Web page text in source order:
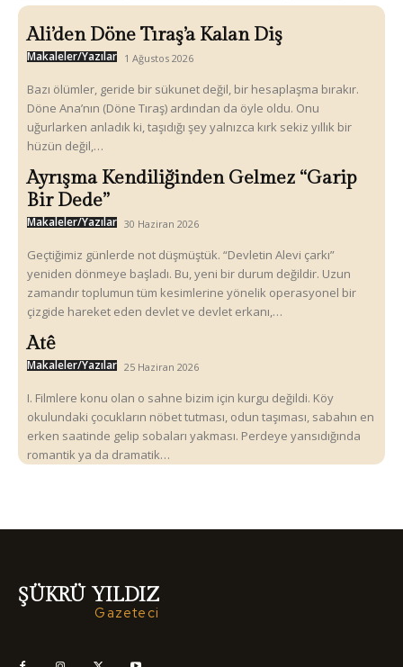
Ali’den Döne Tıraş’a Kalan Diş
Makaleler/Yazılar 1 Ağustos 2026
Bazı ölümler, geride bir sükunet değil, bir hesaplaşma bırakır.
Döne Ana’nın (Döne Tıraş) ardından da öyle oldu. Onu
uğurlarken anladık ki, taşıdığı şey yalnızca kırk sekiz yıllık bir
hüzün değil,…
Ayrışma Kendiliğinden Gelmez “Garip
Bir Dede”
Makaleler/Yazılar 30 Haziran 2026
Geçtiğimiz günlerde not düşmüştük. “Devletin Alevi çarkı”
yeniden dönmeye başladı. Bu, yeni bir durum değildir. Uzun
zamandır toplumun tüm kesimlerine yönelik operasyonel bir
çizgide hareket eden devlet ve devlet erkanı,…
Atê
Makaleler/Yazılar 25 Haziran 2026
I. Filmlere konu olan o sahne bizim için kurgu değildi. Köy
okulundaki çocukların nöbet tutması, odun taşıması, sabahın en
erken saatinde gelip sobaları yakması. Perdeye yansıdığında
romantik ya da dramatik…
ŞÜKRÜ YILDIZ
Gazeteci